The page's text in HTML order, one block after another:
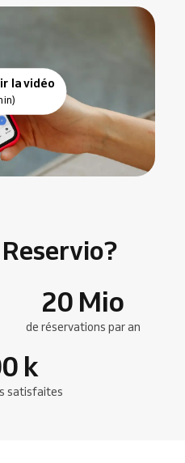
la vidéo
20 Mio
de réservations par an
k
satisfaites